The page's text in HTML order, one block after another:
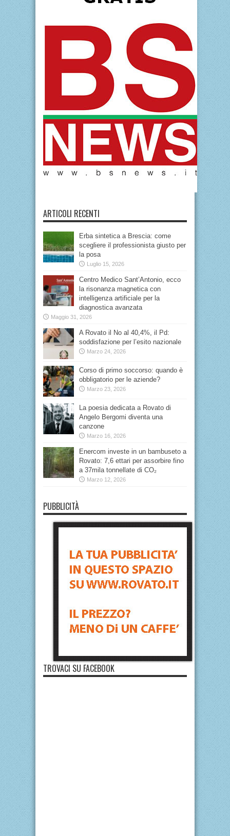
ARTICOLI RECENTI
Erba sintetica a Brescia: come
scegliere il professionista giusto per
la posa
Luglio 15, 2026
Centro Medico Sant’Antonio, ecco
la risonanza magnetica con
intelligenza artificiale per la
diagnostica avanzata
Maggio 31, 2026
A Rovato il No al 40,4%, il Pd:
soddisfazione per l’esito nazionale
Marzo 24, 2026
Corso di primo soccorso: quando è
obbligatorio per le aziende?
Marzo 23, 2026
La poesia dedicata a Rovato di
Angelo Bergomi diventa una
canzone
Marzo 16, 2026
Enercom investe in un bambuseto a
Rovato: 7,6 ettari per assorbire fino
a 37mila tonnellate di CO₂
Marzo 12, 2026
PUBBLICITÀ
TROVACI SU FACEBOOK